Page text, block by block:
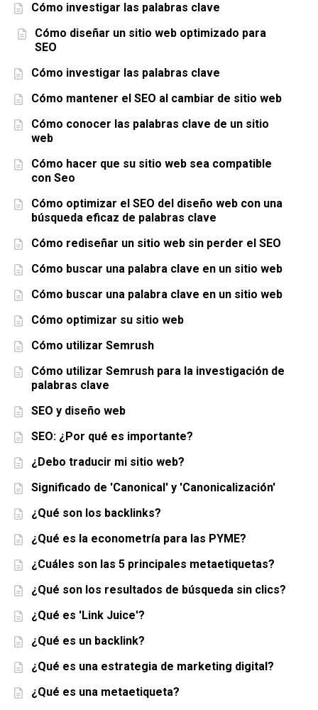
Cómo investigar las palabras clave
Cómo diseñar un sitio web optimizado para
SEO
Cómo investigar las palabras clave
Cómo mantener el SEO al cambiar de sitio web
Cómo conocer las palabras clave de un sitio
web
Cómo hacer que su sitio web sea compatible
con Seo
Cómo optimizar el SEO del diseño web con una
búsqueda eficaz de palabras clave
Cómo rediseñar un sitio web sin perder el SEO
Cómo buscar una palabra clave en un sitio web
Cómo buscar una palabra clave en un sitio web
Cómo optimizar su sitio web
Cómo utilizar Semrush
Cómo utilizar Semrush para la investigación de
palabras clave
SEO y diseño web
SEO: ¿Por qué es importante?
¿Debo traducir mi sitio web?
Significado de 'Canonical' y 'Canonicalización'
¿Qué son los backlinks?
¿Qué es la econometría para las PYME?
¿Cuáles son las 5 principales metaetiquetas?
¿Qué son los resultados de búsqueda sin clics?
¿Qué es 'Link Juice'?
¿Qué es un backlink?
¿Qué es una estrategia de marketing digital?
¿Qué es una metaetiqueta?